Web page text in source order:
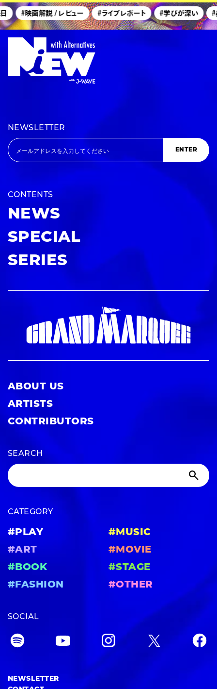
#映画解説 / レビュー #ライブレポート #学びが深い #
NEWSLETTER
ENTER
CONTENTS
NEWS
SPECIAL
SERIES
ABOUT US
ARTISTS
CONTRIBUTORS
SEARCH
CATEGORY
#PLAY
#MUSIC
#ART
#MOVIE
#BOOK
#STAGE
#FASHION
#OTHER
SOCIAL
NEWSLETTER